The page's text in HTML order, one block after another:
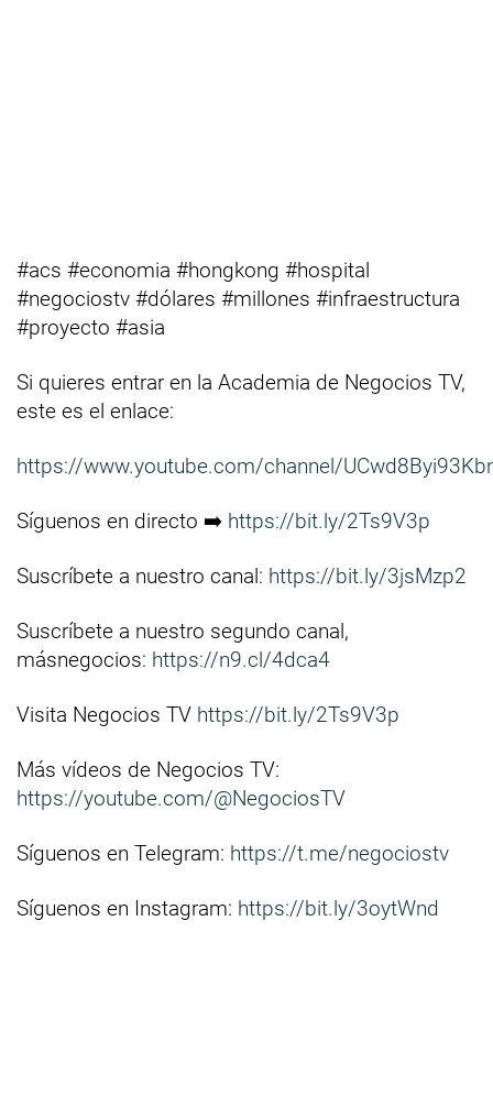
#acs #economia #hongkong #hospital
#negociostv #dólares #millones #infraestructura
#proyecto #asia
Si quieres entrar en la Academia de Negocios TV,
este es el enlace:
https://www.youtube.com/channel/
Síguenos en directo ➡️ https://bit.ly/2Ts9V3p
Suscríbete a nuestro canal: https://bit.ly/3jsMzp2
Suscríbete a nuestro segundo canal,
másnegocios: https://n9.cl/4dca4
Visita Negocios TV https://bit.ly/2Ts9V3p
Más vídeos de Negocios TV:
https://youtube.com/@NegociosTV
Síguenos en Telegram: https://t.me/negociostv
Síguenos en Instagram: https://bit.ly/3oytWnd